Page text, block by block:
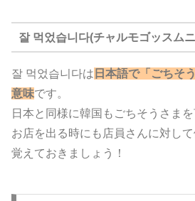
잘 먹었습니다(チャルモゴッスム
잘 먹었습니다は 日本語で「ごちそ
意味です。
日本と同様に韓国もごちそうさまを
お店を出る時にも店員さんに対し
覚えておきましょう！